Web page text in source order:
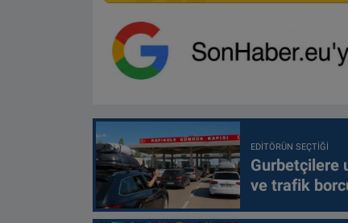
EDITÖRÜN SEÇTIĞI
Gurbetçilere
ve trafik